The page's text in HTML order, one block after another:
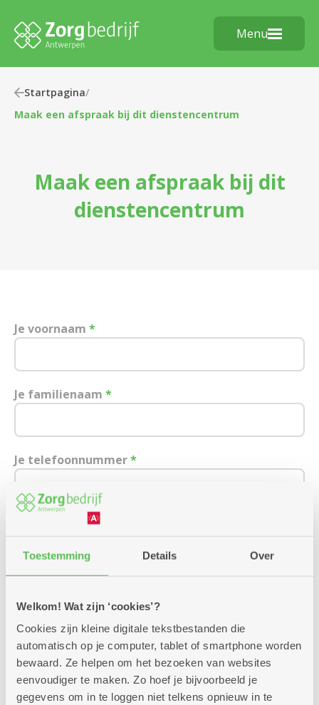
Toestemming Details Over
Welkom! Wat zijn ‘cookies’?
Cookies zijn kleine digitale tekstbestanden die
automatisch op je computer, tablet of smartphone worden
bewaard. Ze helpen om het bezoeken van websites
eenvoudiger te maken. Zo hoef je bijvoorbeeld je
gegevens om in te loggen niet telkens opnieuw in te
Menu
Startpagina/
Maak een afspraak bij dit dienstencentrum
Maak een afspraak bij dit
dienstencentrum
Je voornaam *
Je familienaam *
Je telefoonnummer*
Je e-mailadres